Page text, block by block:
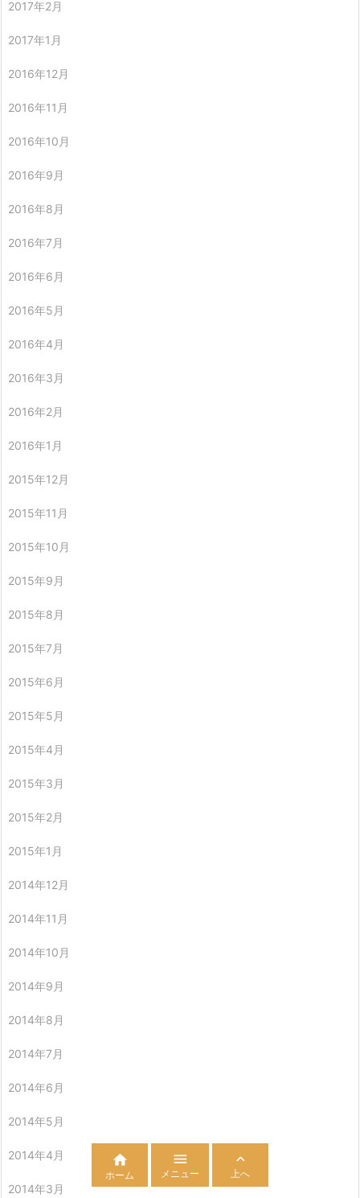
2017年2月
2017年1月
2016年12月
2016年11月
2016年10月
2016年9月
2016年8月
2016年7月
2016年6月
2016年5月
2016年4月
2016年3月
2016年2月
2016年1月
2015年12月
2015年11月
2015年10月
2015年9月
2015年8月
2015年7月
2015年6月
2015年5月
2015年4月
2015年3月
2015年2月
2015年1月
2014年12月
2014年11月
2014年10月
2014年9月
2014年8月
2014年7月
2014年6月
2014年5月
2014年4月
2014年3月

ホーム

メニュー

上へ